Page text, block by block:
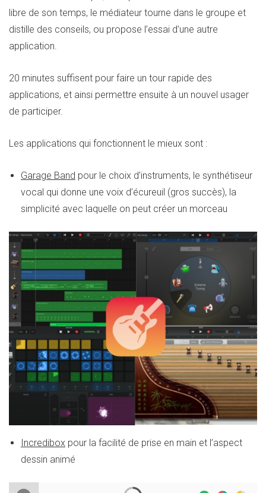
libre de son temps, le médiateur tourne dans le groupe et
distille des conseils, ou propose l’essai d’une autre
application.
20 minutes suffisent pour faire un tour rapide des
applications, et ainsi permettre ensuite à un nouvel usager
de participer.
Les applications qui fonctionnent le mieux sont :
Garage Band pour le choix d’instruments, le synthétiseur
vocal qui donne une voix d’écureuil (gros succès), la
simplicité avec laquelle on peut créer un morceau
Incredibox pour la facilité de prise en main et l’aspect
dessin animé